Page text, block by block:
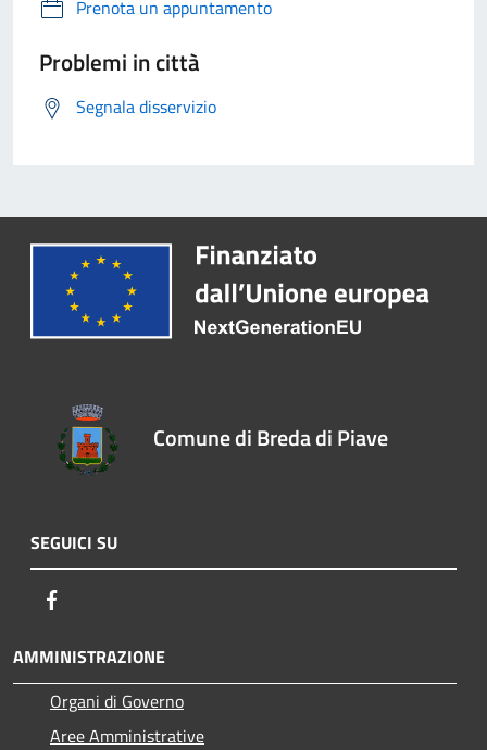
Prenota un appuntamento
Problemi in città
Segnala disservizio
Comune di Breda di Piave
SEGUICI SU
AMMINISTRAZIONE
Organi di Governo
Aree Amministrative